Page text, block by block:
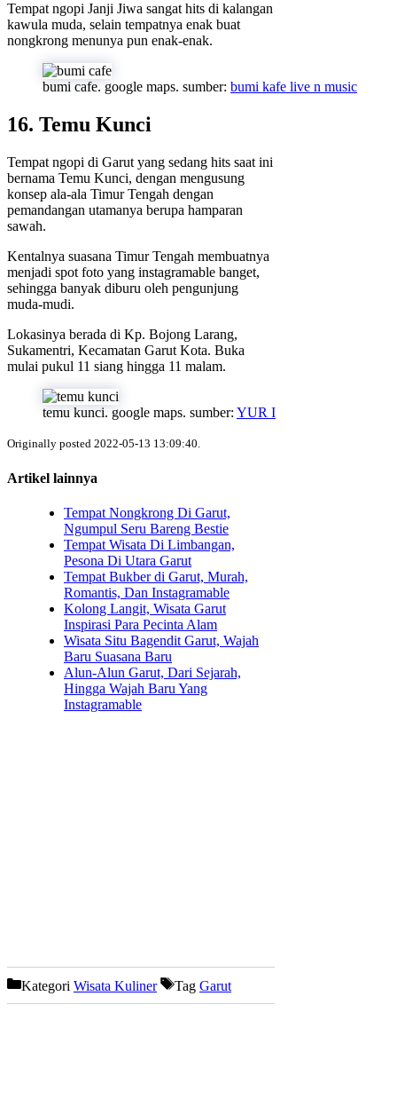
Tempat ngopi Janji Jiwa sangat hits di kalangan
kawula muda, selain tempatnya enak buat
nongkrong menunya pun enak-enak.
bumi cafe. google maps. sumber: bumi kafe live n music
16. Temu Kunci
Tempat ngopi di Garut yang sedang hits saat ini
bernama Temu Kunci, dengan mengusung
konsep ala-ala Timur Tengah dengan
pemandangan utamanya berupa hamparan
sawah.
Kentalnya suasana Timur Tengah membuatnya
menjadi spot foto yang instagramable banget,
sehingga banyak diburu oleh pengunjung
muda-mudi.
Lokasinya berada di Kp. Bojong Larang,
Sukamentri, Kecamatan Garut Kota. Buka
mulai pukul 11 siang hingga 11 malam.
temu kunci. google maps. sumber: YUR I
Originally posted 2022-05-13 13:09:40.
Artikel lainnya
Tempat Nongkrong Di Garut,
Ngumpul Seru Bareng Bestie
Tempat Wisata Di Limbangan,
Pesona Di Utara Garut
Tempat Bukber di Garut, Murah,
Romantis, Dan Instagramable
Kolong Langit, Wisata Garut
Inspirasi Para Pecinta Alam
Wisata Situ Bagendit Garut, Wajah
Baru Suasana Baru
Alun-Alun Garut, Dari Sejarah,
Hingga Wajah Baru Yang
Instagramable
Kategori Wisata Kuliner Tag Garut